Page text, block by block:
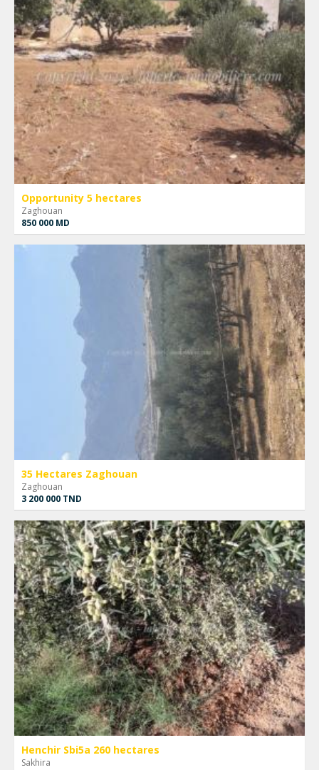
Opportunity 5 hectares
Zaghouan
850 000 MD
35 Hectares Zaghouan
Zaghouan
3 200 000 TND
Henchir Sbi5a 260 hectares
Sakhira